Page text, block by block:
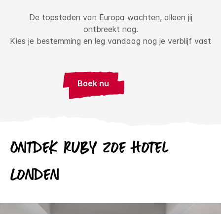
De topsteden van Europa wachten, alleen jij
ontbreekt nog.
Kies je bestemming en leg vandaag nog je verblijf vast
Boek nu
Ontdek Ruby Zoe Hotel
Londen